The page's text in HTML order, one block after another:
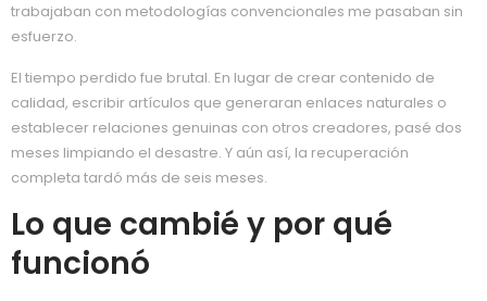
trabajaban con metodologías convencionales me pasaban sin
esfuerzo.
El tiempo perdido fue brutal. En lugar de crear contenido de
calidad, escribir artículos que generaran enlaces naturales o
establecer relaciones genuinas con otros creadores, pasé dos
meses limpiando el desastre. Y aún así, la recuperación
completa tardó más de seis meses.
Lo que cambié y por qué
funcionó